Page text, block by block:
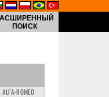
ПОИСК
ALFA-ROMEO